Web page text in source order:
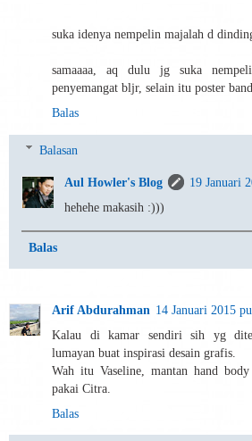
suka idenya nempelin majalah d
samaaaa, aq dulu jg suka
penyemangat bljr, selain itu poster
Balas
Balasan
Aul Howler's Blog
19 Januari
hehehe makasih :)))
Balas
Arif Abdurahman 14 Januari 2015
Kalau di kamar sendiri sih yg
lumayan buat inspirasi desain grafis.
Wah itu Vaseline, mantan hand
pakai Citra.
Balas